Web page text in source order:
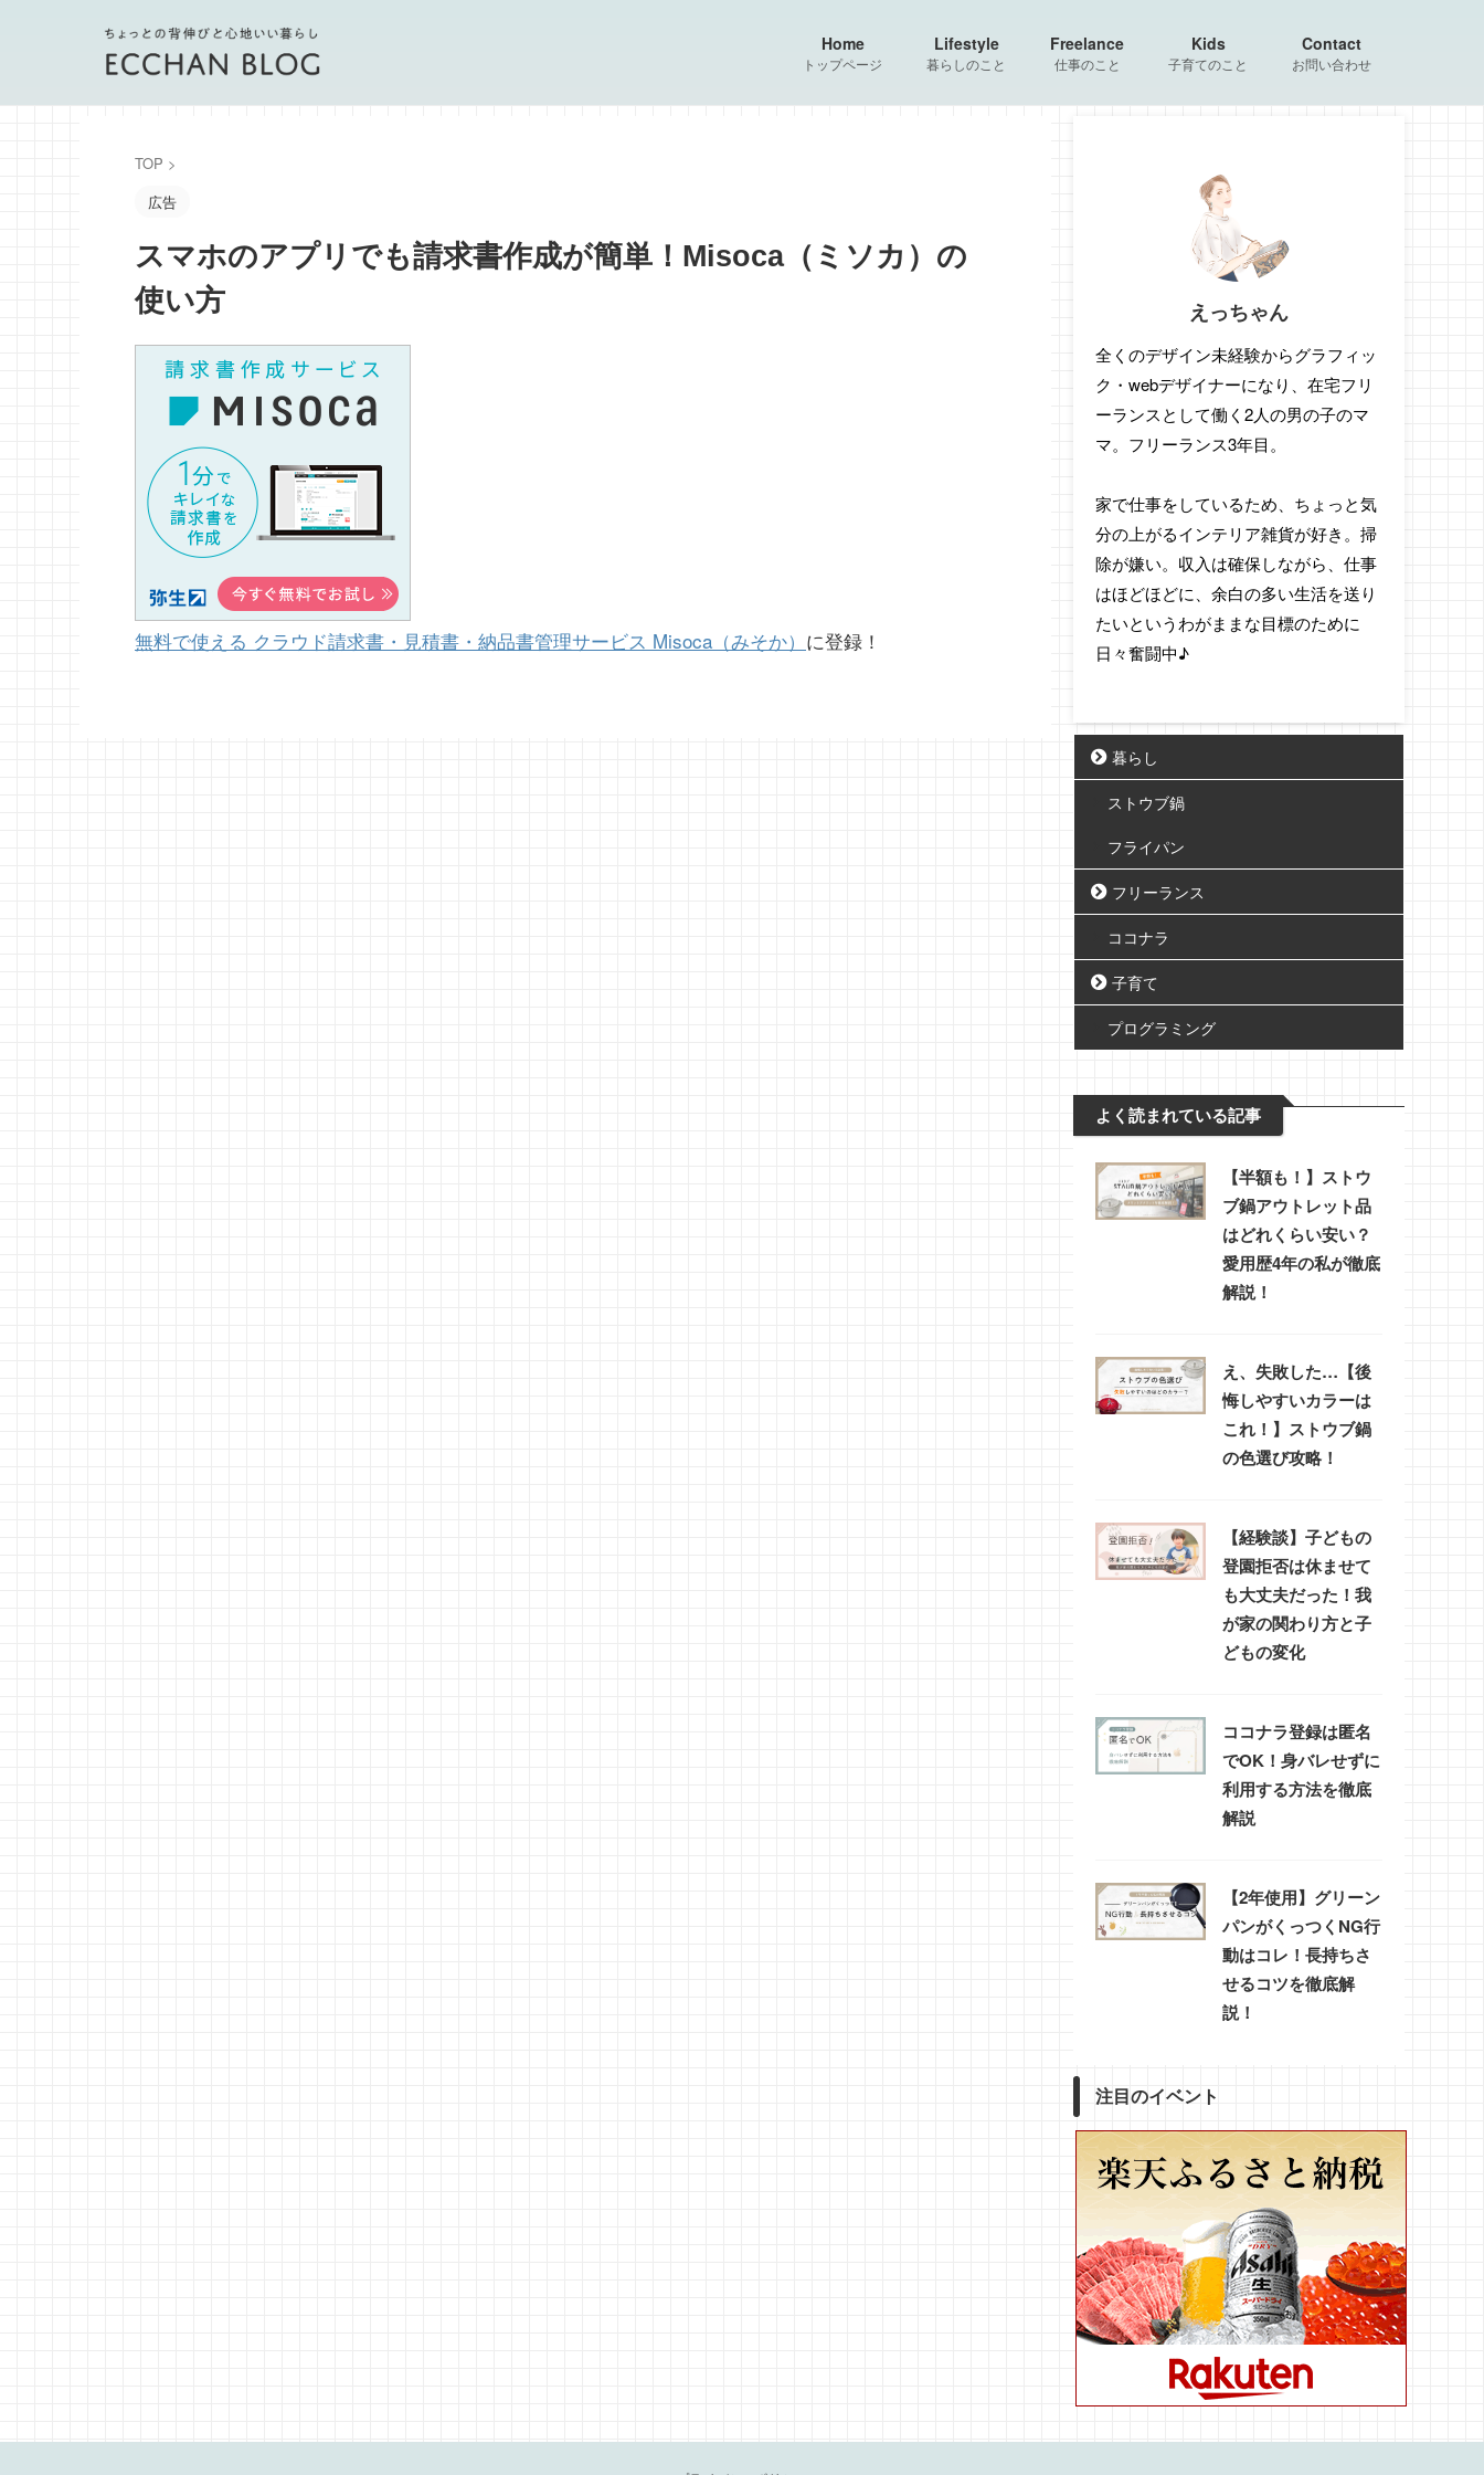
Home
トップページ
Lifestyle
暮らしのこと
Freelance
仕事のこと
Kids
子育てのこと
Contact
お問い合わせ
TOP >
広告
スマホのアプリでも請求書作成が簡単！Misoca（ミソカ）の
使い方
無料で使える クラウド請求書・見積書・納品書管理サービス Misoca（みそか） に登録！
えっちゃん
全くのデザイン未経験からグラフィッ
ク・webデザイナーになり、在宅フリ
ーランスとして働く2人の男の子のマ
マ。フリーランス3年目。
家で仕事をしているため、ちょっと気
分の上がるインテリア雑貨が好き。掃
除が嫌い。収入は確保しながら、仕事
はほどほどに、余白の多い生活を送り
たいというわがままな目標のために
日々奮闘中♪
暮らし
ストウブ鍋
フライパン
フリーランス
ココナラ
子育て
プログラミング
よく読まれている記事
【半額も！】ストウ
ブ鍋アウトレット品
はどれくらい安い？
愛用歴4年の私が徹底
解説！
え、失敗した…【後
悔しやすいカラーは
これ！】ストウブ鍋
の色選び攻略！
【経験談】子どもの
登園拒否は休ませて
も大丈夫だった！我
が家の関わり方と子
どもの変化
ココナラ登録は匿名
でOK！身バレせずに
利用する方法を徹底
解説
【2年使用】グリーン
パンがくっつくNG行
動はコレ！長持ちさ
せるコツを徹底解
説！
注目のイベント